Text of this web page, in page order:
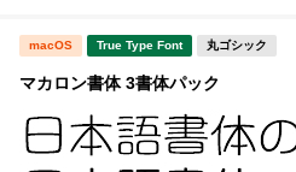
macOS True Type Font 丸ゴシック
マカロン書体 3書体パック